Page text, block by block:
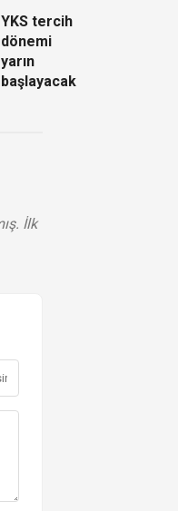
YKS tercih
dönemi
yarın
başlayacak
İlk